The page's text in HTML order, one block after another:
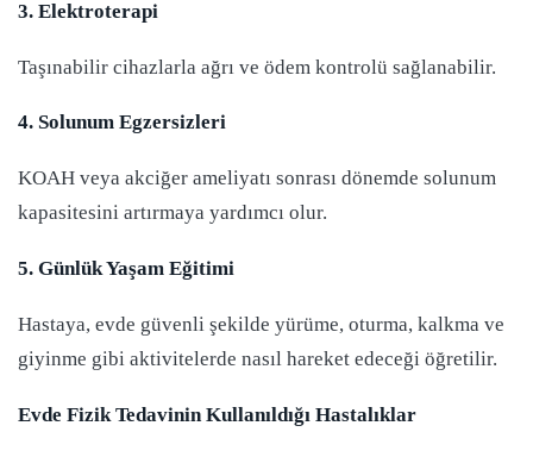
3. Elektroterapi
Taşınabilir cihazlarla ağrı ve ödem kontrolü sağlanabilir.
4. Solunum Egzersizleri
KOAH veya akciğer ameliyatı sonrası dönemde solunum
kapasitesini artırmaya yardımcı olur.
5. Günlük Yaşam Eğitimi
Hastaya, evde güvenli şekilde yürüme, oturma, kalkma ve
giyinme gibi aktivitelerde nasıl hareket edeceği öğretilir.
Evde Fizik Tedavinin Kullanıldığı Hastalıklar